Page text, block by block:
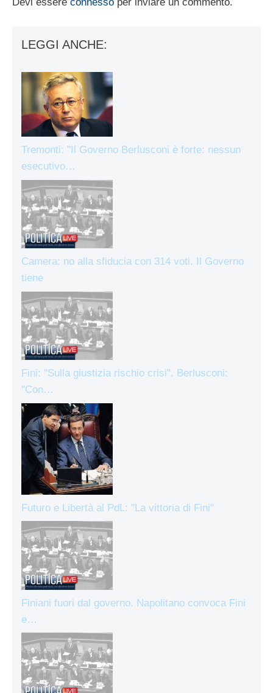
LEGGI ANCHE:
Tremonti: "Il Governo Berlusconi è forte: nessun
esecutivo…
Camera: no alla sfiducia con 314 voti. Il Governo
tiene
Fini: "Sulla giustizia rischio crisi". Berlusconi:
"Con…
Futuro e Libertà al PdL: "La vittoria di Fini"
Finiani fuori dal governo. Napolitano convoca Fini
e…